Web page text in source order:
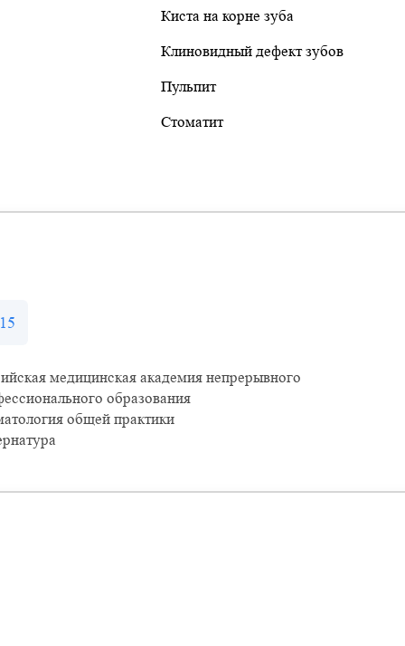
Киста на корне зуба
Клиновидный дефект зубов
Пульпит
Стоматит
медицинская академия непрерывного
образования
общей практики